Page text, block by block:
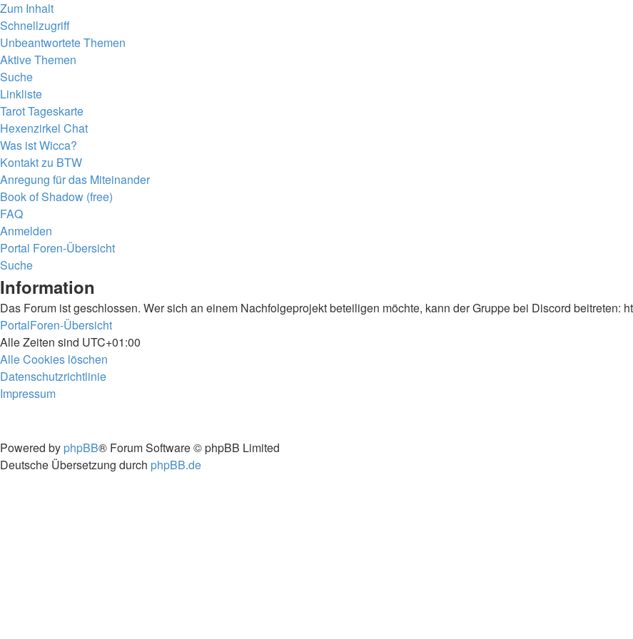
Zum Inhalt
Schnellzugriff
Unbeantwortete Themen
Aktive Themen
Suche
Linkliste
Tarot Tageskarte
Hexenzirkel Chat
Was ist Wicca?
Kontakt zu BTW
Anregung für das Miteinander
Book of Shadow (free)
FAQ
Anmelden
Portal Foren-Übersicht
Suche
Information
Das Forum ist geschlossen. Wer sich an einem Nachfolgeprojekt beteiligen möchte, kann der Gruppe bei Discord beitreten:
PortalForen-Übersicht
Alle Zeiten sind UTC+01:00
Alle Cookies löschen
Datenschutzrichtlinie
Impressum
Powered by phpBB® Forum Software © phpBB Limited
Deutsche Übersetzung durch phpBB.de